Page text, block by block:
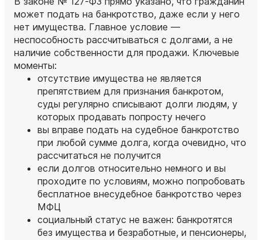
может подать на банкротство, даже если у него
нет имущества. Главное условие —
неспособность рассчитываться с долгами, а не
наличие собственности для продажи. Ключевые
моменты:
отсутствие имущества не является
препятствием для признания банкротом,
суды регулярно списывают долги людям, у
которых продавать попросту нечего
вы вправе подать на судебное банкротство
при любой сумме долга, когда очевидно, что
рассчитаться не получится
если долгов относительно немного и вы
проходите по условиям, можно попробовать
бесплатное внесудебное банкротство через
МФЦ
социальный статус не важен: банкротятся
без имущества и безработные, и пенсионеры,